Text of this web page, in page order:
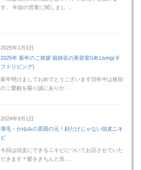
す。 年始の営業に関しまし …
2025年1月1日
2025年 新年のご挨拶 祖師谷の美容室Gift Living(ギ
フトリビング)
新年明けましておめでとうございます旧年中は格別
のご愛顧を賜り誠にありが …
2024年9月1日
薄毛・かゆみの原因の元！顔だけじゃない頭皮ニキ
ビ
今回は頭皮にできるニキビについてお話させていた
だきます＊髪をきちんと洗 …